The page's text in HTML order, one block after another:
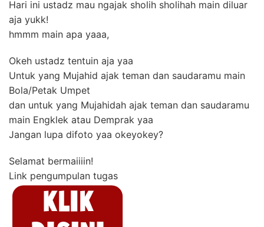
Hari ini ustadz mau ngajak sholih sholihah main diluar
aja yukk!
hmmm main apa yaaa,
Okeh ustadz tentuin aja yaa
Untuk yang Mujahid ajak teman dan saudaramu main
Bola/Petak Umpet
dan untuk yang Mujahidah ajak teman dan saudaramu
main Engklek atau Demprak yaa
Jangan lupa difoto yaa okeyokey?
Selamat bermaiiiin!
Link pengumpulan tugas